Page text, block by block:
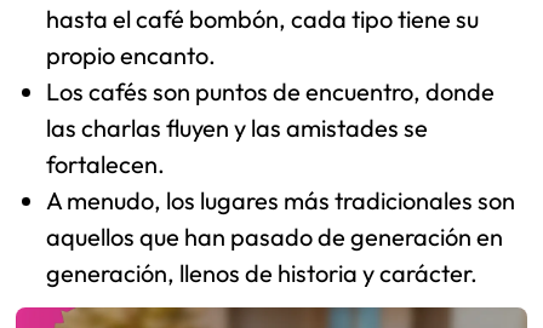
hasta el café bombón, cada tipo tiene su
propio encanto.
Los cafés son puntos de encuentro, donde
las charlas fluyen y las amistades se
fortalecen.
A menudo, los lugares más tradicionales son
aquellos que han pasado de generación en
generación, llenos de historia y carácter.